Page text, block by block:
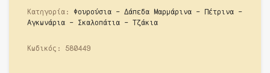
Κατηγορία: Φουρούσια - Δάπεδα Μαρμάρινα - Πέτρινα -
Αγκωνάρια - Σκαλοπάτια - Τζάκια
Κωδικός: 580449